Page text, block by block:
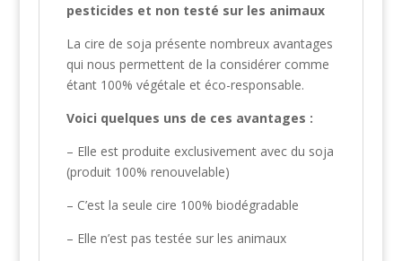
pesticides et non testé sur les animaux
La cire de soja présente nombreux avantages
qui nous permettent de la considérer comme
étant 100% végétale et éco-responsable.
Voici quelques uns de ces avantages :
– Elle est produite exclusivement avec du soja
(produit 100% renouvelable)
– C’est la seule cire 100% biodégradable
– Elle n’est pas testée sur les animaux